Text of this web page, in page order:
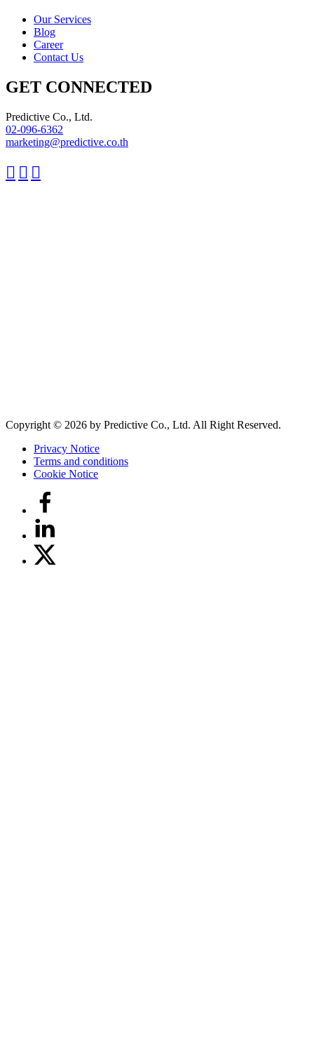
Our Services
Blog
Career
Contact Us
GET CONNECTED
Predictive Co., Ltd.
02-096-6362
marketing@predictive.co.th
Copyright © 2026 by Predictive Co., Ltd. All Right Reserved.
Privacy Notice
Terms and conditions
Cookie Notice